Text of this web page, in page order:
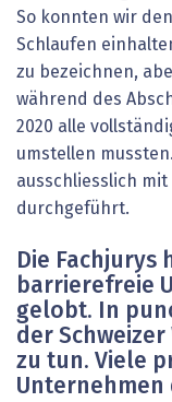
So konnten wir
Schlaufen
zu bezeichnen,
während des
2020 alle
umstellen
ausschliesslich
durchgeführt.
Die Fachjurys
barrierefreie
gelobt. In
der
zu tun. Viele
Unternehmen